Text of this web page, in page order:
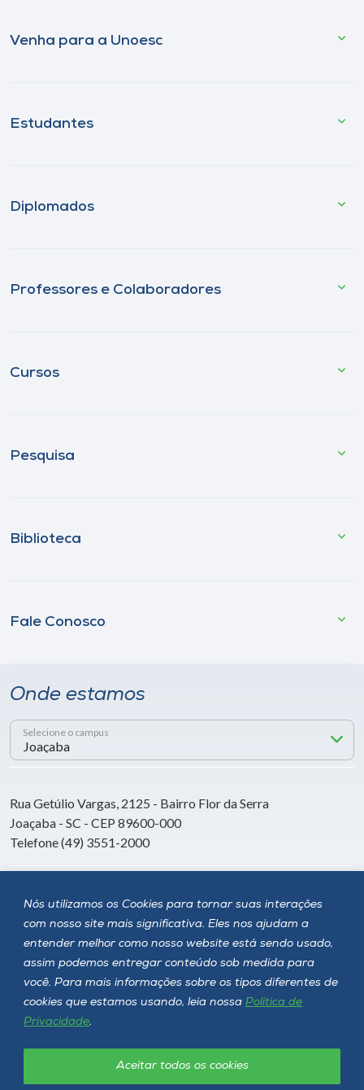
Nós utilizamos os Cookies para tornar suas interações
com nosso site mais significativa. Eles nos ajudam a
entender melhor como nosso website está sendo usado,
assim podemos entregar conteúdo sob medida para
você. Para mais informações sobre os tipos diferentes de
cookies que estamos usando, leia nossa Política de
Privacidade.
Aceitar todos os cookies
Venha para a Unoesc
Estudantes
Diplomados
Professores e Colaboradores
Cursos
Pesquisa
Biblioteca
Fale Conosco
Onde estamos
Selecione o campus
Rua Getúlio Vargas, 2125 - Bairro Flor da Serra
Joaçaba - SC - CEP 89600-000
Telefone (49) 3551-2000
Siga a Unoesc
Política de privacidade LGPD